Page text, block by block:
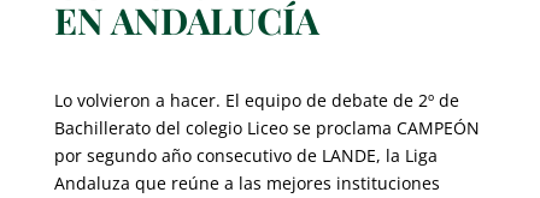
EN ANDALUCÍA
Lo volvieron a hacer. El equipo de debate de 2º de
Bachillerato del colegio Liceo se proclama CAMPEÓN
por segundo año consecutivo de LANDE, la Liga
Andaluza que reúne a las mejores instituciones